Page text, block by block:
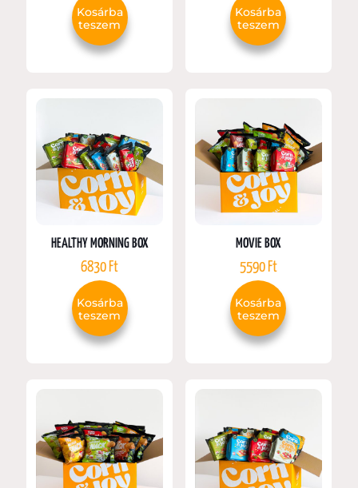
Kosárba
teszem
Kosárba
teszem
HEALTHY MORNING BOX
6830 Ft
Kosárba
teszem
MOVIE BOX
5590 Ft
Kosárba
teszem